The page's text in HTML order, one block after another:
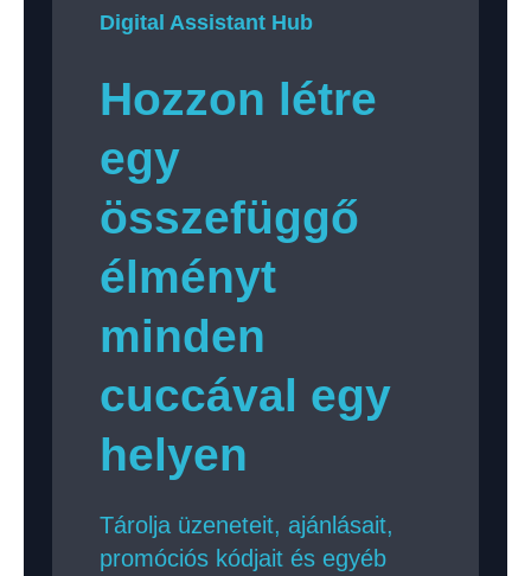
Digital Assistant Hub
Hozzon létre
egy
összefüggő
élményt
minden
cuccával egy
helyen
Tárolja üzeneteit, ajánlásait,
promóciós kódjait és egyéb